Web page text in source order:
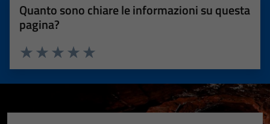
Quanto sono chiare le informazioni su questa
pagina?
Valuta 5 stelle su 5
Valuta 4 stelle su 5
Valuta 3 stelle su 5
Valuta 2 stelle su 5
Valuta 1 stelle su 5